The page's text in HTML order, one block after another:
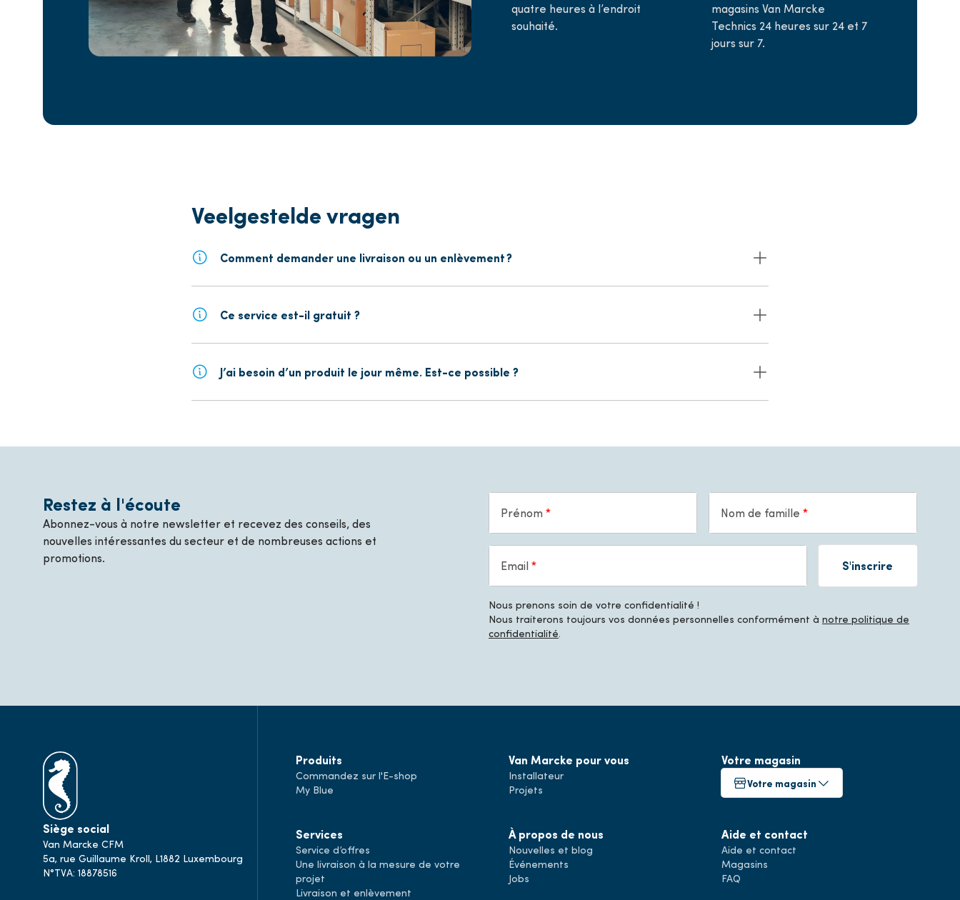
quatre heures à l’endroit
souhaité.
magasins Van Marcke
Technics 24 heures sur 24 et 7
jours sur 7.
Veelgestelde vragen
Comment demander une livraison ou un enlèvement ?
Ce service est-il gratuit ?
J’ai besoin d’un produit le jour même. Est-ce possible ?
Restez à l'écoute
Abonnez-vous à notre newsletter et recevez des conseils, des
nouvelles intéressantes du secteur et de nombreuses actions et
promotions.
Prénom Nom de famille
Email S'inscrire
Nous prenons soin de votre confidentialité !
Nous traiterons toujours vos données personnelles conformément à notre politique de
confidentialité.
Siège social
Van Marcke CFM
5a, rue Guillaume Kroll, L1882 Luxembourg
N°TVA: 18878516
Votre magasin
Votre magasin
Produits
Commandez sur l'E-shop
My Blue
Van Marcke pour vous
Installateur
Projets
Services
Service d’offres
Une livraison à la mesure de votre
projet
Livraison et enlèvement
À propos de nous
Nouvelles et blog
Événements
Jobs
Aide et contact
Aide et contact
Magasins
FAQ